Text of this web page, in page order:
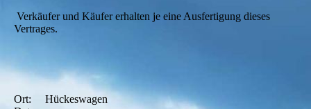
Verkäufer und Käufer erhalten je eine Ausfertigung dieses
Vertrages.
Ort: Hückeswagen